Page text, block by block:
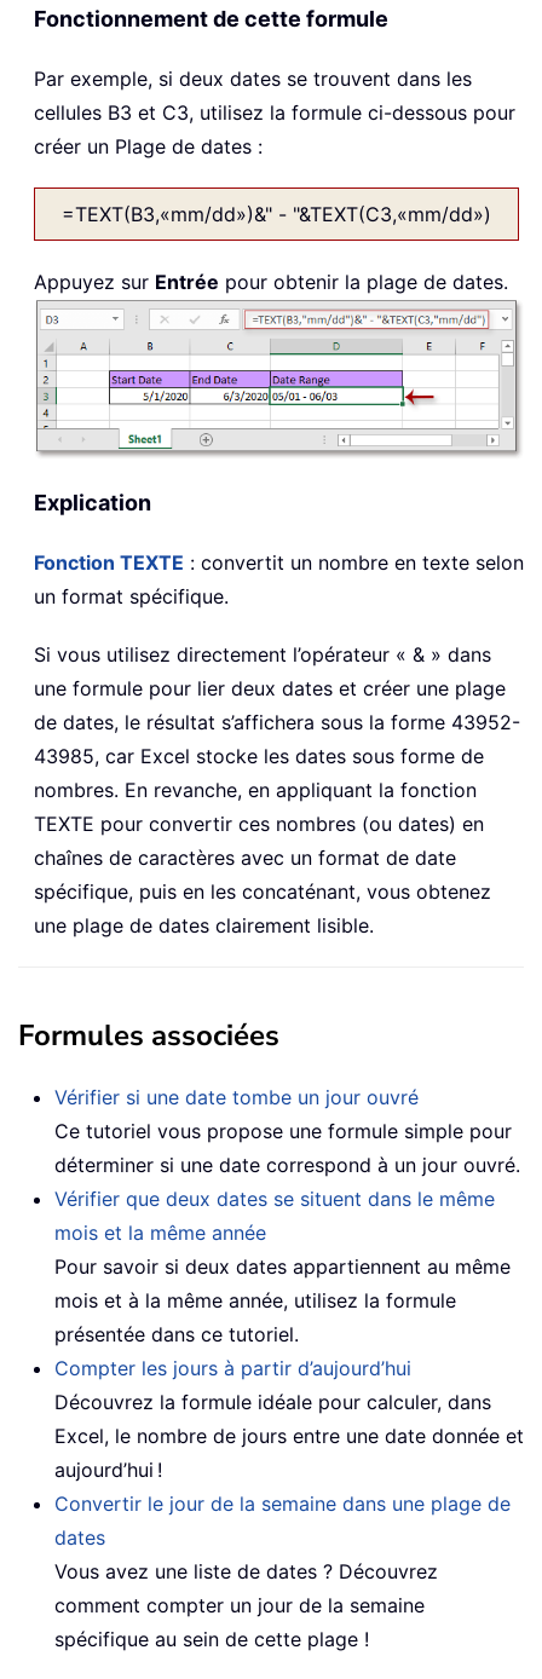
Fonctionnement de cette formule
Par exemple, si deux dates se trouvent dans les
cellules B3 et C3, utilisez la formule ci-dessous pour
créer un Plage de dates :
=TEXT(B3,«mm/dd»)&" - "&TEXT(C3,«mm/dd»)
Appuyez sur Entrée pour obtenir la plage de dates.
Explication
Fonction TEXTE : convertit un nombre en texte selon
un format spécifique.
Si vous utilisez directement l’opérateur « & » dans
une formule pour lier deux dates et créer une plage
de dates, le résultat s’affichera sous la forme 43952-
43985, car Excel stocke les dates sous forme de
nombres. En revanche, en appliquant la fonction
TEXTE pour convertir ces nombres (ou dates) en
chaînes de caractères avec un format de date
spécifique, puis en les concaténant, vous obtenez
une plage de dates clairement lisible.
Formules associées
Vérifier si une date tombe un jour ouvré
Ce tutoriel vous propose une formule simple pour
déterminer si une date correspond à un jour ouvré.
Vérifier que deux dates se situent dans le même
mois et la même année
Pour savoir si deux dates appartiennent au même
mois et à la même année, utilisez la formule
présentée dans ce tutoriel.
Compter les jours à partir d’aujourd’hui
Découvrez la formule idéale pour calculer, dans
Excel, le nombre de jours entre une date donnée et
aujourd’hui !
Convertir le jour de la semaine dans une plage de
dates
Vous avez une liste de dates ? Découvrez
comment compter un jour de la semaine
spécifique au sein de cette plage !